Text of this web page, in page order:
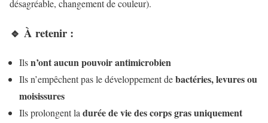
désagréable, changement de couleur).
🔹 À retenir :
Ilsn’ont aucun pouvoir antimicrobien
Ils n’empêchent pas le développement debactéries, levures ou
moisissures
Ils prolongent la durée de vie des corps gras uniquement